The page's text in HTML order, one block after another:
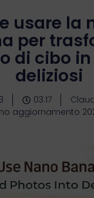
usare la
per
di cibo
deliziosi
03:17
aggiornamento